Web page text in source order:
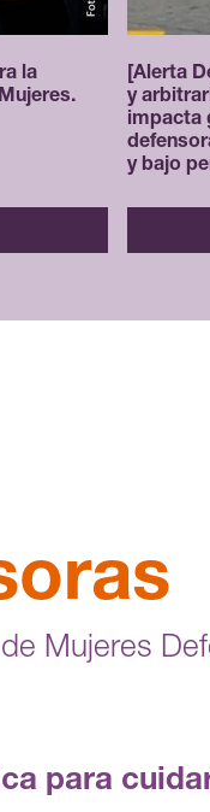
la
[Alerta
y
impacta
y bajo
Mujeres
para